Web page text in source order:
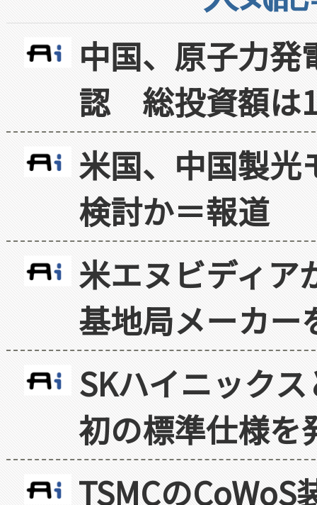
中国、原子力
認 総投資額は
米国、中国製光
検討か＝報道
米エヌビディア
基地局メーカー
SKハイニック
初の標準仕様を
TSMCの